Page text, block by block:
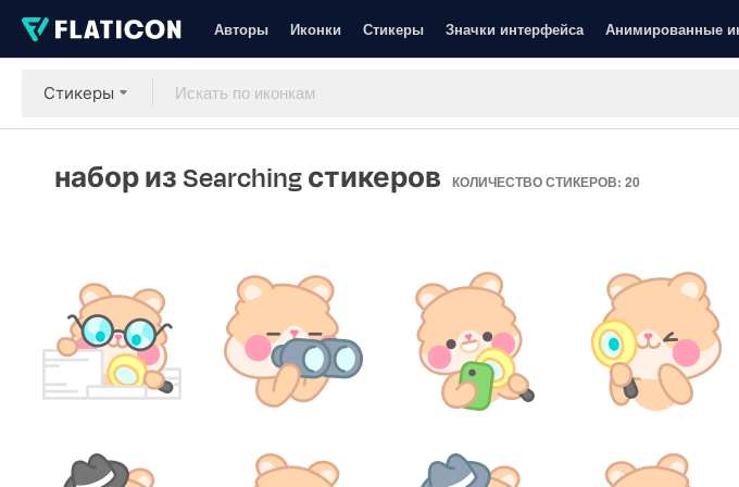
Авторы Иконки Стикеры Значки интерфейса Анимированные
Стикеры
набор из Searching стикеров КОЛИЧЕСТВО СТИКЕРОВ: 20